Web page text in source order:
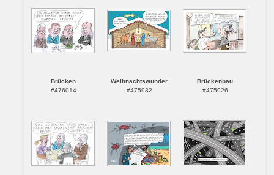
Brücken
#476014
Weihnachtswunder
#475932
Brückenbau
#475926